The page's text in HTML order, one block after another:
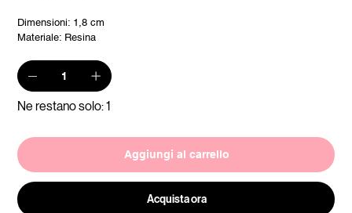
Dimensioni: 1,8 cm
Materiale: Resina
Ne restano solo: 1
Aggiungi al carrello
Acquista ora